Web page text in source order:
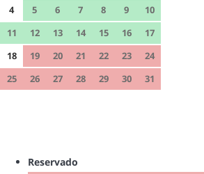
4
5 6 7 8 9
10
11
12 13 14 15 16
17
18
19 20 21 22 23
24
25
26 27 28 29 30 31
Reservado